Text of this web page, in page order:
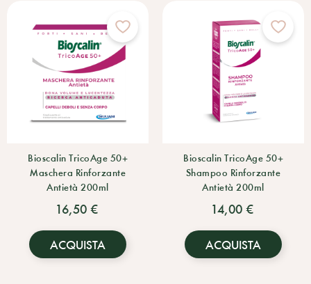
Bioscalin TricoAge 50+
Maschera Rinforzante
Antietà 200ml
16,50 €
ACQUISTA
Bioscalin TricoAge 50+
Shampoo Rinforzante
Antietà 200ml
14,00 €
ACQUISTA